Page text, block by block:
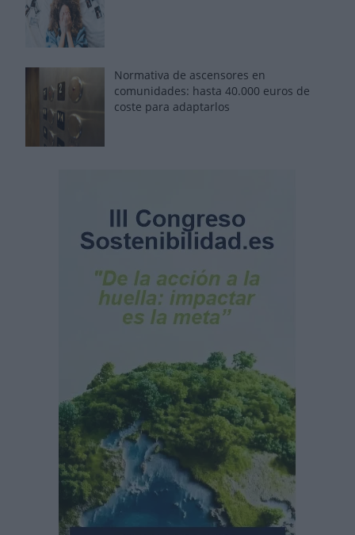
Normativa de ascensores en
comunidades: hasta 40.000 euros de
coste para adaptarlos